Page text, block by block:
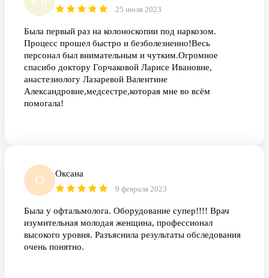
25 июля 2023
Была первый раз на колоноскопии под наркозом.
Процесс прошел быстро и безболезненно!Весь
персонал был внимательным и чутким.Огромное
спасибо доктору Горчаковой Ларисе Ивановне,
анастезиологу Лазаревой Валентине
Александровне,медсестре,которая мне во всём
помогала!
О Оксана
9 февраля 2023
Была у офтальмолога. Оборудование супер!!!! Врач
изумительная молодая женщина, профессионал
высокого уровня. Разъяснила результаты обследования
очень понятно.